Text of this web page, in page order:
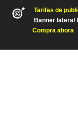
Tarifas de
Banner lateral
Compra ahora